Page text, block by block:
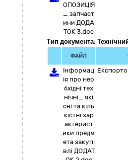
ОПОЗИЦІЯ
_ запчаст
ини ДОДА
ТОК 3.doc
Тип документа:
ФАЙЛ
Інформац
ія про нео
бхідні тех
нічні_ які
сні та кіль
кістні хар
актерист
ики предм
ета закупі
влі ДОДАТ